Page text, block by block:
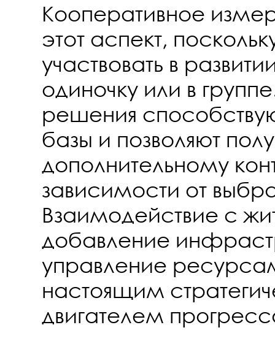
Кооперативное
этот аспект,
участвовать в
одиночку или в
решения
базы и позволяют
дополнительному
зависимости от
Взаимодействие с
добавление
управление
настоящим
двигателем